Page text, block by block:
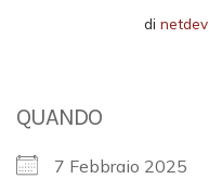
di netdev
QUANDO
7 Febbraio 2025